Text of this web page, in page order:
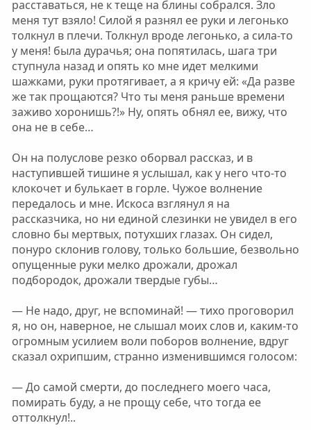
расставаться, не к теще на блины собрался. Зло
меня тут взяло! Силой я разнял ее руки и легонько
толкнул в плечи. Толкнул вроде легонько, а сила-то
у меня! была дурачья; она попятилась, шага три
ступнула назад и опять ко мне идет мелкими
шажками, руки протягивает, а я кричу ей: «Да разве
же так прощаются? Что ты меня раньше времени
заживо хоронишь?!» Ну, опять обнял ее, вижу, что
она не в себе…
Он на полуслове резко оборвал рассказ, и в
наступившей тишине я услышал, как у него что-то
клокочет и булькает в горле. Чужое волнение
передалось и мне. Искоса взглянул я на
рассказчика, но ни единой слезинки не увидел в его
словно бы мертвых, потухших глазах. Он сидел,
понуро склонив голову, только большие, безвольно
опущенные руки мелко дрожали, дрожал
подбородок, дрожали твердые губы…
— Не надо, друг, не вспоминай! — тихо проговорил
я, но он, наверное, не слышал моих слов и, каким-то
огромным усилием воли поборов волнение, вдруг
сказал охрипшим, странно изменившимся голосом:
— До самой смерти, до последнего моего часа,
помирать буду, а не прощу себе, что тогда ее
оттолкнул!..